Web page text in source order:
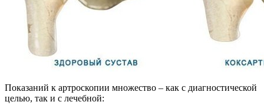
Показаний к артроскопии множество – как с диагностической
целью, так и с лечебной: